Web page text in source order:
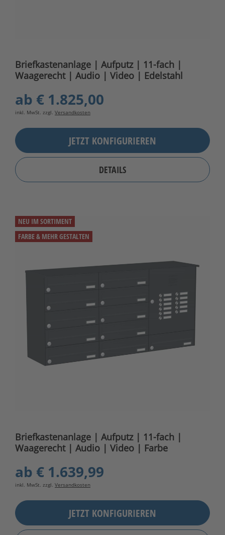
Briefkastenanlage | Aufputz | 11-fach |
Waagerecht | Audio | Video | Edelstahl
ab € 1.825,00
inkl. MwSt. zzgl. Versandkosten
JETZT KONFIGURIEREN
DETAILS
NEU IM SORTIMENT
FARBE & MEHR GESTALTEN
Briefkastenanlage | Aufputz | 11-fach |
Waagerecht | Audio | Video | Farbe
ab € 1.639,99
inkl. MwSt. zzgl. Versandkosten
JETZT KONFIGURIEREN